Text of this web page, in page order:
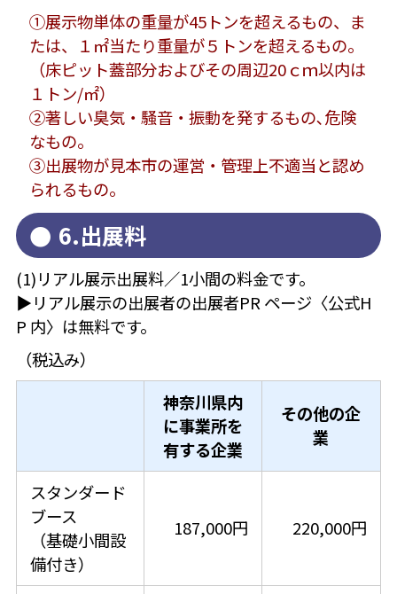
①展示物単体の重量が45トンを超えるもの、ま
たは、１㎡当たり重量が５トンを超えるもの。
（床ピット蓋部分およびその周辺20ｃｍ以内は
１トン/㎡）
②著しい臭気・騒音・振動を発するもの､危険
なもの。
③出展物が見本市の運営・管理上不適当と認め
られるもの。
6.出展料
(1)リアル展示出展料／1小間の料金です。
▶リアル展示の出展者の出展者PR ページ〈公式H
P 内〉は無料です。
（税込み）
神奈川県内
に事業所を
有する企業
その他の企
業
スタンダード
ブース
（基礎小間設
備付き）
187,000円 220,000円